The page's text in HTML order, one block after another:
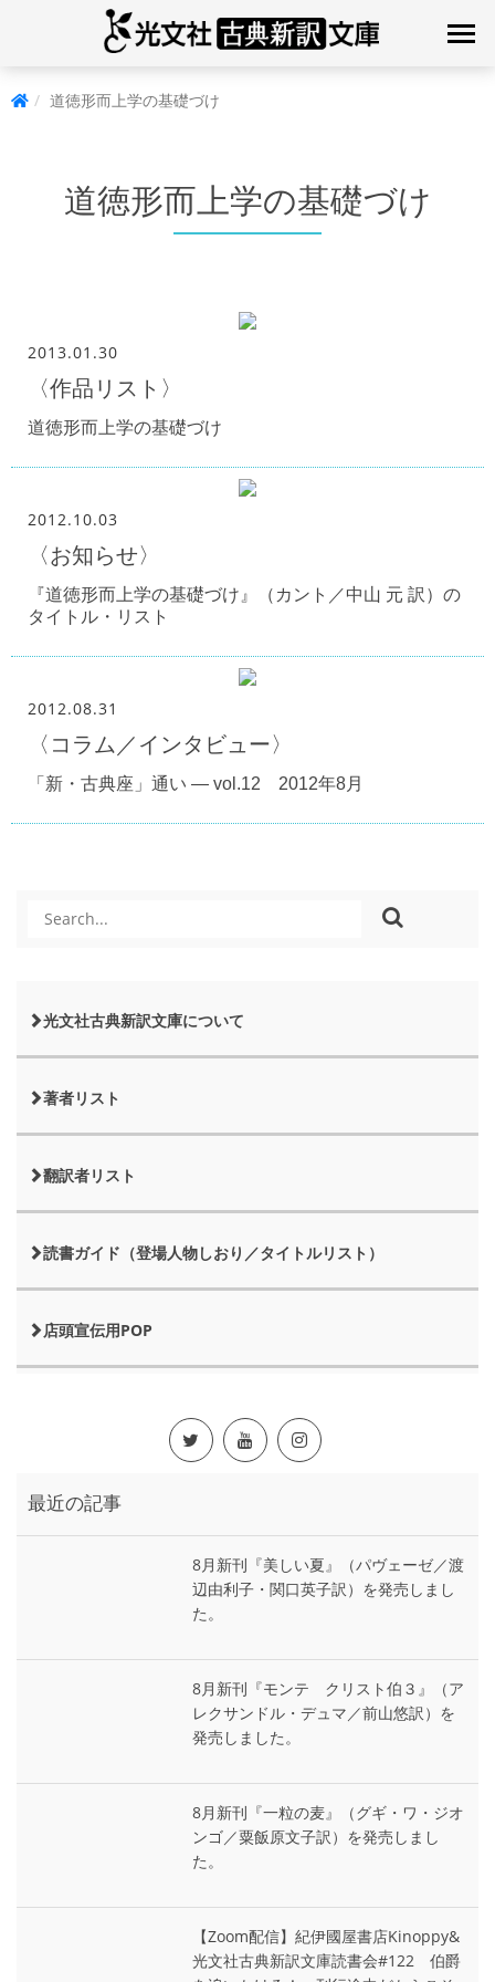
道徳形而上学の基礎づけ
道徳形而上学の基礎づけ
2013.01.30
〈作品リスト〉
道徳形而上学の基礎づけ
2012.10.03
〈お知らせ〉
『道徳形而上学の基礎づけ』（カント／中山 元 訳）の
タイトル・リスト
2012.08.31
〈コラム／インタビュー〉
「新・古典座」通い — vol.12 2012年8月
光文社古典新訳文庫について
著者リスト
翻訳者リスト
読書ガイド（登場人物しおり／タイトルリスト）
店頭宣伝用POP
最近の記事
8月新刊『美しい夏』（パヴェーゼ／渡
辺由利子・関口英子訳）を発売しまし
た。
8月新刊『モンテ゠クリスト伯３』（ア
レクサンドル・デュマ／前山悠訳）を
発売しました。
8月新刊『一粒の麦』（グギ・ワ・ジオ
ンゴ／粟飯原文子訳）を発売しまし
た。
【Zoom配信】紀伊國屋書店Kinoppy&
光文社古典新訳文庫読書会#122 伯爵